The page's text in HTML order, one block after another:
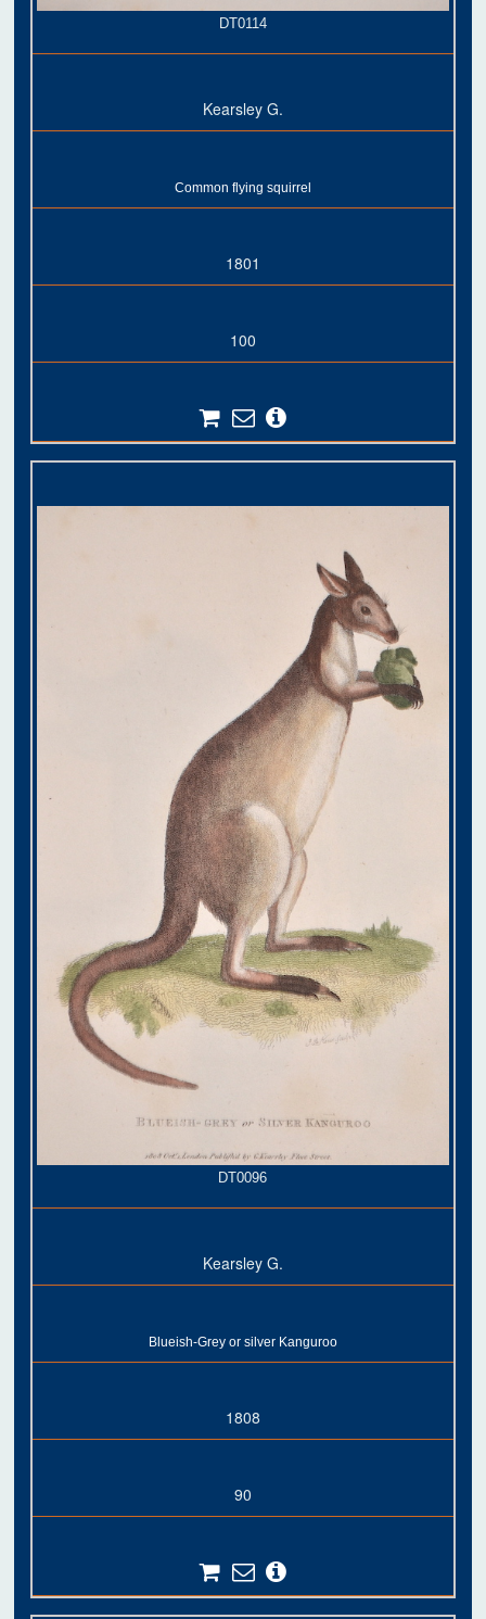
DT0114
Kearsley G.
Common flying squirrel
1801
100
DT0096
Kearsley G.
Blueish-Grey or silver Kanguroo
1808
90